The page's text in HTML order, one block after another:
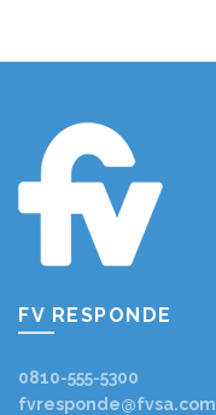
FV RESPONDE
0810-555-5300
fvresponde@fvsa.com